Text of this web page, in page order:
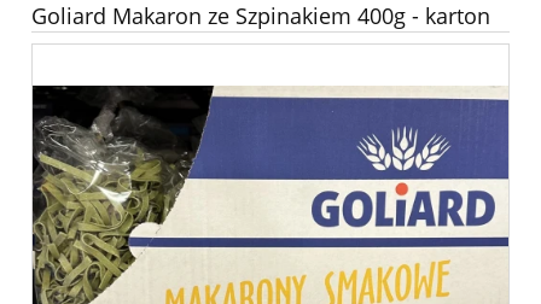
Goliard Makaron ze Szpinakiem 400g - karton